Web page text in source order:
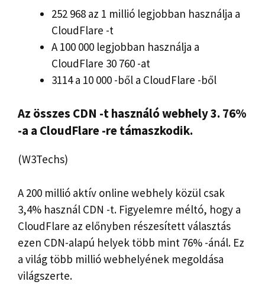
252 968 az 1 millió legjobban használja a
CloudFlare -t
A 100 000 legjobban használja a
CloudFlare 30 760 -at
3114 a 10 000 -ből a CloudFlare -ből
Az összes CDN -t használó webhely 3. 76%
-a a CloudFlare -re támaszkodik.
(W3Techs)
A 200 millió aktív online webhely közül csak
3,4% használ CDN -t. Figyelemre méltó, hogy a
CloudFlare az előnyben részesített választás
ezen CDN-alapú helyek több mint 76% -ánál. Ez
a világ több millió webhelyének megoldása
világszerte.